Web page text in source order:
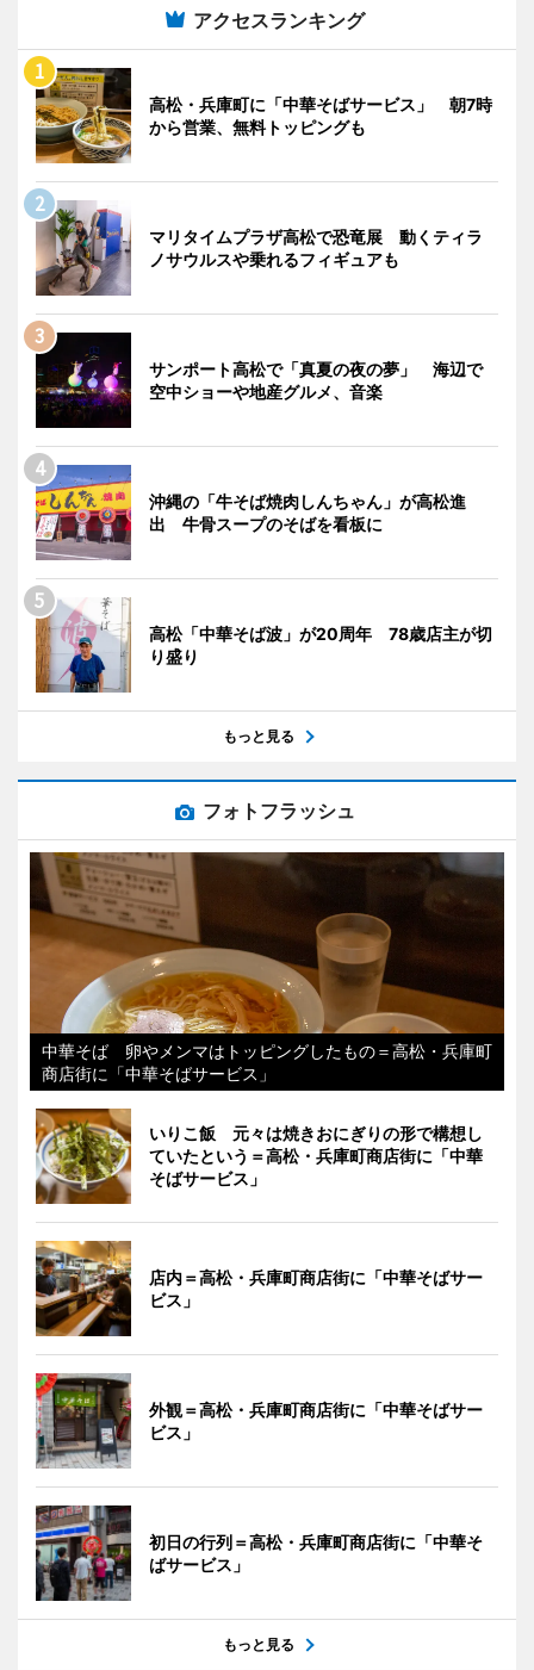
アクセスランキング
高松・兵庫町に「中華そばサービス」 朝7時
から営業、無料トッピングも
マリタイムプラザ高松で恐竜展 動くティラ
ノサウルスや乗れるフィギュアも
サンポート高松で「真夏の夜の夢」 海辺で
空中ショーや地産グルメ、音楽
沖縄の「牛そば焼肉しんちゃん」が高松進
出 牛骨スープのそばを看板に
高松「中華そば波」が20周年 78歳店主が切
り盛り
もっと見る
フォトフラッシュ
中華そば 卵やメンマはトッピングしたもの＝高松・兵庫町
商店街に「中華そばサービス」
いりこ飯 元々は焼きおにぎりの形で構想し
ていたという＝高松・兵庫町商店街に「中華
そばサービス」
店内＝高松・兵庫町商店街に「中華そばサー
ビス」
外観＝高松・兵庫町商店街に「中華そばサー
ビス」
初日の行列＝高松・兵庫町商店街に「中華そ
ばサービス」
もっと見る